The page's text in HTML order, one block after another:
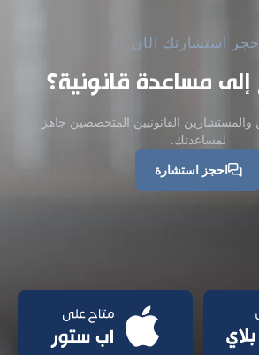
استشارتك الآن
مساعدة قانونية؟
والمستشارين القانونيين المتخصصين جاهز
لمساعدتك.
احجز استشارة